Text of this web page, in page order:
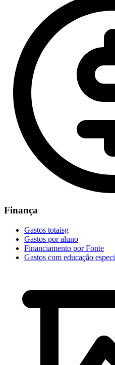
Finança
Gastos totaisg
Gastos por aluno
Financiamento por Fonte
Gastos com educação